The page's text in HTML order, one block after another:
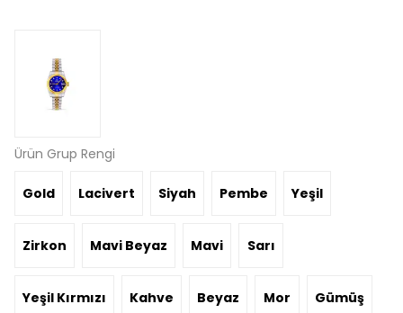
Ürün Grup Rengi
Gold Lacivert Siyah Pembe Yeşil
Zirkon Mavi Beyaz Mavi Sarı
Yeşil Kırmızı Kahve Beyaz Mor Gümüş